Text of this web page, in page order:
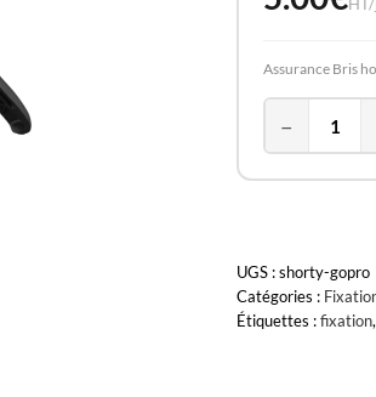
Assurance Bris
−
UGS :shorty-gopro
Catégories :
Étiquettes :fixation,